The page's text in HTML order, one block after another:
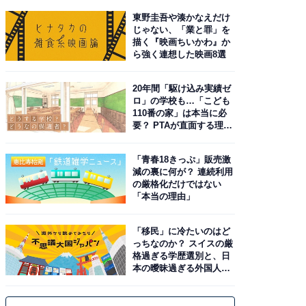
東野圭吾や湊かなえだけ
じゃない、「業と罪」を
描く『映画ちいかわ』か
ら強く連想した映画8選
20年間「駆け込み実績ゼ
ロ」の学校も…「こども
110番の家」は本当に必
要？ PTAが直面する理想
「青春18きっぷ」販売激
減の裏に何が？ 連続利用
の厳格化だけではない
「本当の理由」
「移民」に冷たいのはど
っちなのか？ スイスの厳
格過ぎる学歴選別と、日
本の曖昧過ぎる外国人政